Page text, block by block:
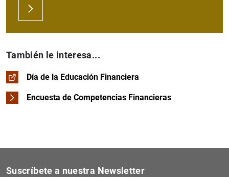
También le interesa...
Día de la Educación Financiera
Encuesta de Competencias Financieras
Suscríbete a nuestra Newsletter